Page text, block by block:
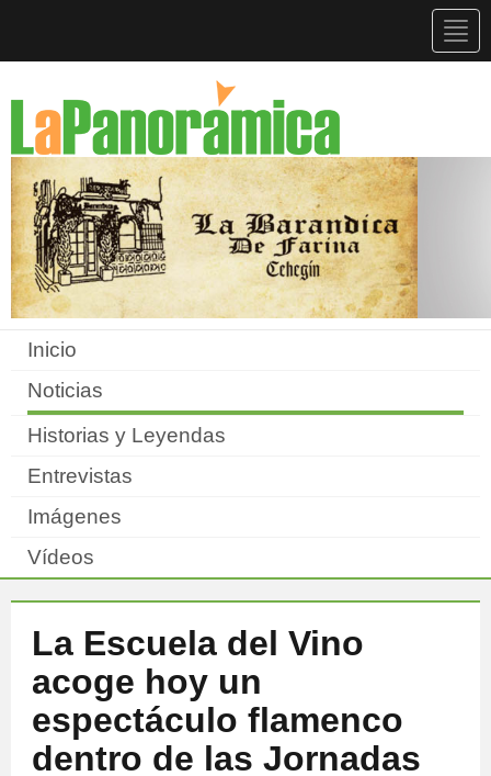
Inicio
Noticias
Historias y Leyendas
Entrevistas
Imágenes
Vídeos
La Escuela del Vino
acoge hoy un
espectáculo flamenco
dentro de las Jornadas